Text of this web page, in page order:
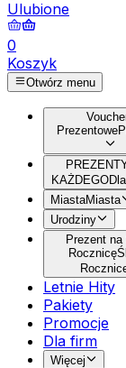
Ulubione
0
Koszyk
Otwórz menu
Prezentowe
KAŻDEGO
MiastaMiasta
Urodziny
Prezent na
Rocznicę
Letnie Hity
Pakiety
Promocje
Dla firm
Więcej